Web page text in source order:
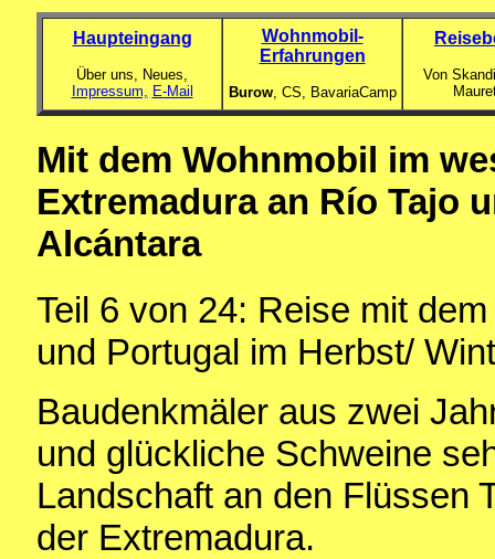
Haupteingang
Über uns, Neues,
Impressum, E-Mail
Wohnmobil-
Erfahrungen
Burow, CS, BavariaCamp
Von
Mit dem Wohnmobil im
Extremadura an Río Tajo
Alcántara
Teil 6 von 24: Reise mit
und Portugal im Herbst/
Baudenkmäler aus zwei
und glückliche Schweine
Landschaft an den Flüssen
der Extremadura.